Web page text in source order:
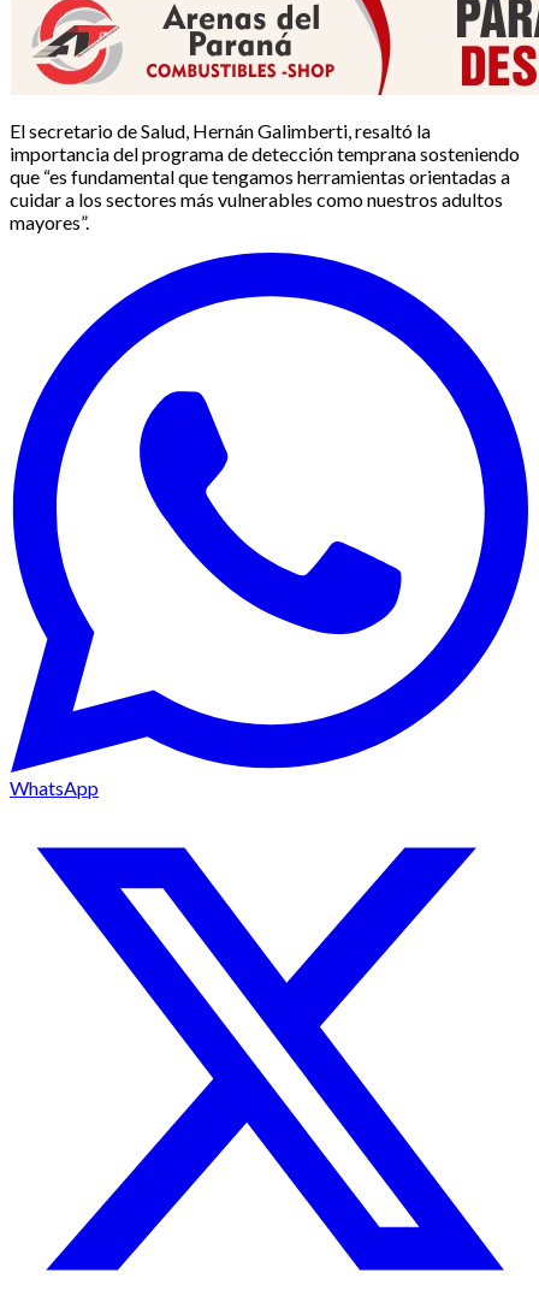
El secretario de Salud, Hernán Galimberti, resaltó la
importancia del programa de detección temprana sosteniendo
que “es fundamental que tengamos herramientas orientadas a
cuidar a los sectores más vulnerables como nuestros adultos
mayores”.
WhatsApp